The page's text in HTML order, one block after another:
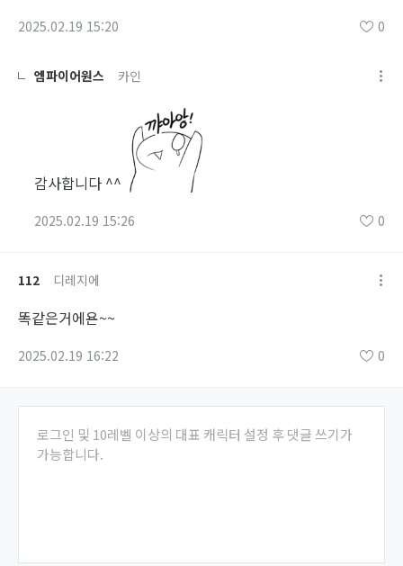
2025.02.19 15:20 0
엠파이어원스 카인
감사합니다 ^^
2025.02.19 15:26 0
112 디레지에
똑같은거에욘~~
2025.02.19 16:22 0
로그인 및 10레벨 이상의 대표 캐릭터 설정 후 댓글 쓰기가
가능합니다.